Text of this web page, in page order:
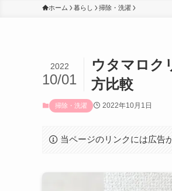
ホーム 暮らし 掃除・洗濯
ウタマロク
方比較
2022
10/01
掃除・洗濯 2022年10月1日
当ページのリンクには広告